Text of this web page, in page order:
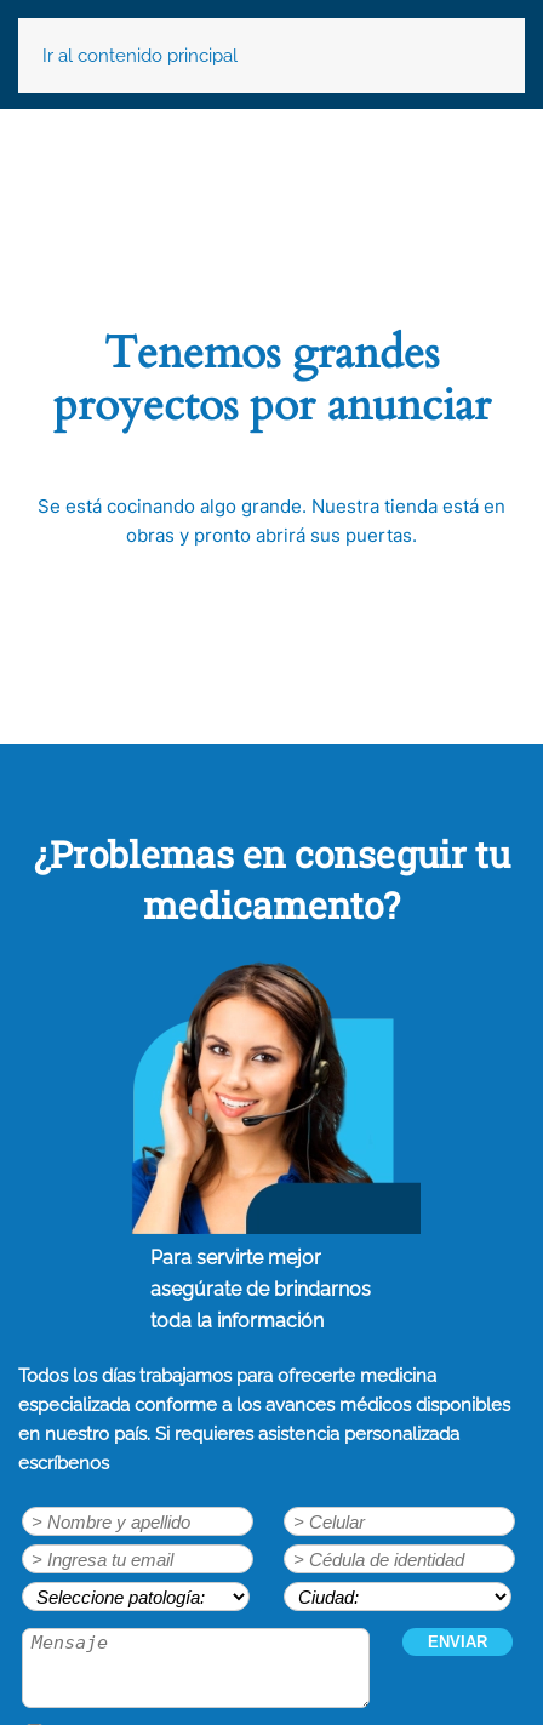
Ir al contenido principal
Tenemos grandes
proyectos por anunciar
Se está cocinando algo grande. Nuestra tienda está en
obras y pronto abrirá sus puertas.
¿Problemas en conseguir tu
medicamento?
Para servirte mejor
asegúrate de brindarnos
toda la información
Todos los días trabajamos para ofrecerte medicina
especializada conforme a los avances médicos disponibles
en nuestro país. Si requieres asistencia personalizada
escríbenos